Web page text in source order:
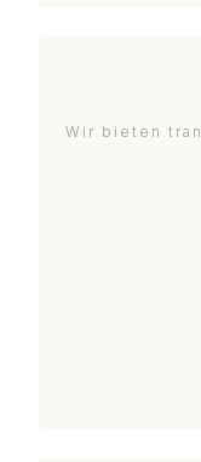
Wir bieten